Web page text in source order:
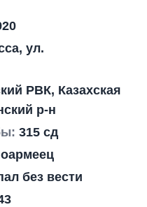
ул.
РВК, Казахская
р-н
315 сд
без вести